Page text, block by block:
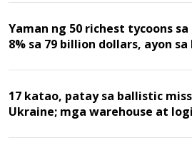
Yaman ng 50 richest tycoons
8% sa 79 billion dollars, ayon sa
17 katao, patay sa ballistic
Ukraine; mga warehouse at